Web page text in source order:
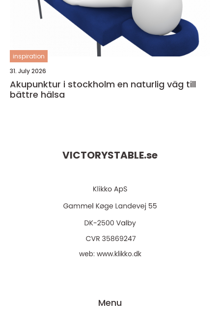
inspiration
31. July 2026
Akupunktur i stockholm en naturlig väg till
bättre hälsa
VICTORYSTABLE.se
web: www.klikko.dk
Menu